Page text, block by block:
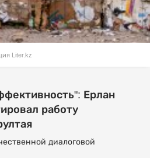
Liter.kz
Ерлан
работу
диалоговой